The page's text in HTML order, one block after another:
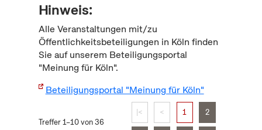
Hinweis:
Alle Veranstaltungen mit/zu
Öffentlichkeitsbeteiligungen in Köln finden
Sie auf unserem Beteiligungsportal
"Meinung für Köln".
Beteiligungsportal "Meinung für Köln"
Treffer 1–10 von 36
|< < 1 2